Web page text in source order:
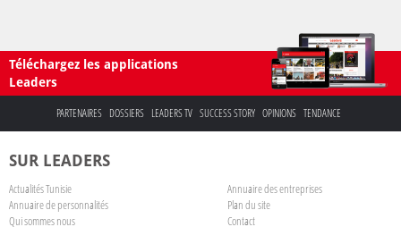
Téléchargez les applications
Leaders
PARTENAIRES DOSSIERS LEADERS TV SUCCESS STORY OPINIONS TENDANCE
SUR LEADERS
Actualités Tunisie
Annuaire des entreprises
Annuaire de personnalités
Plan du site
Qui sommes nous
Contact